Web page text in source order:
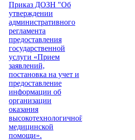
Приказ ДОЗН "Об
утверждении
административного
регламента
предоставления
государственной
услуги «Прием
заявлений,
постановка на учет и
предоставление
информации об
организации
оказания
высокотехнологичной
медицинской
помощи».